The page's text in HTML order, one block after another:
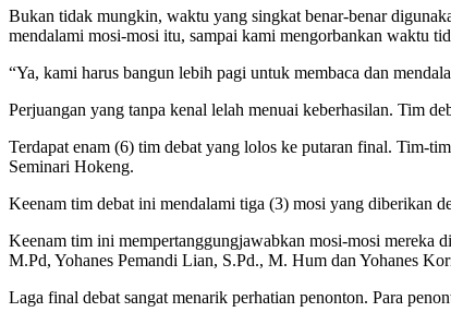
Bukan tidak mungkin, waktu yang singkat benar-benar
mendalami mosi-mosi itu, sampai kami mengorbankan waktu
“Ya, kami harus bangun lebih pagi untuk membaca dan
Perjuangan yang tanpa kenal lelah menuai keberhasilan. Tim
Terdapat enam (6) tim debat yang lolos ke putaran final.
Seminari Hokeng.
Keenam tim debat ini mendalami tiga (3) mosi yang diberikan
Keenam tim ini mempertanggungjawabkan mosi-mosi mereka
M.Pd, Yohanes Pemandi Lian, S.Pd., M. Hum dan Yohanes
Laga final debat sangat menarik perhatian penonton. Para